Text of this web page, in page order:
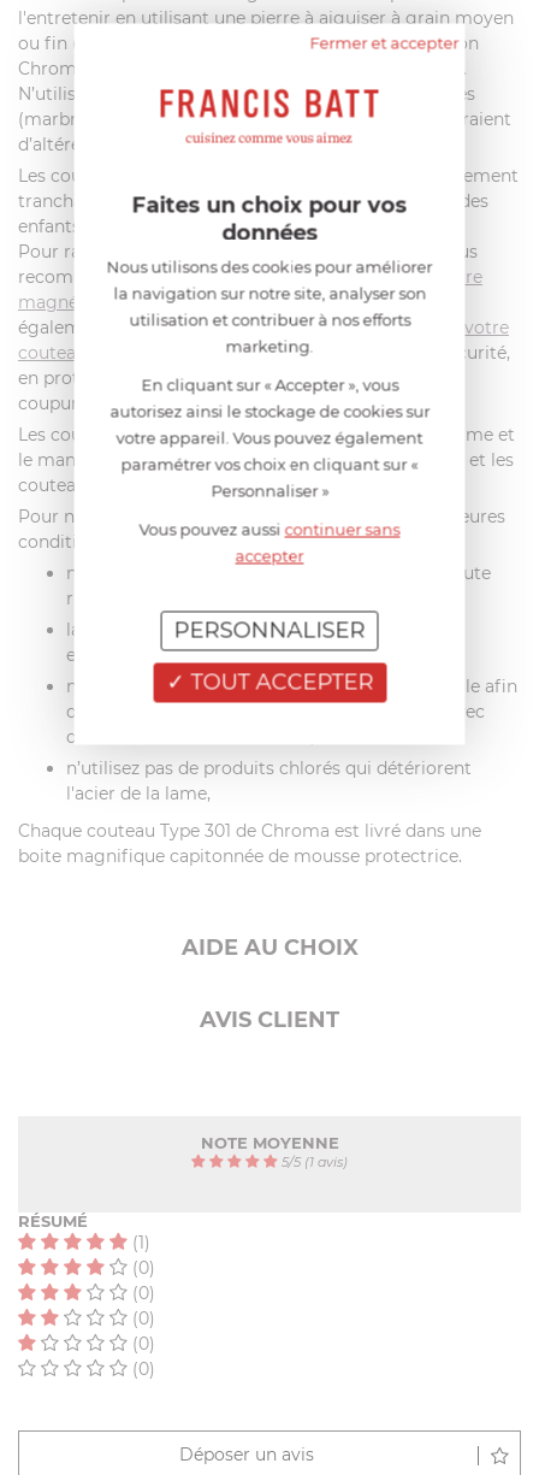
l'entretenir en utilisant une pierre à aiguiser à grain moyen
ou fin (#800 à #3000), comme les pierres de la maison
Chroma :
.
N’utilisez pas vos couteaux sur des surfaces trop dures
(marbre, pierre, verre, ardoise, céramique), qui risqueraient
d’altérer le fil de vos lames
Les couteaux japonais Chroma Type 301 sont extrêmement
tranchants et doivent être conservés hors de portée des
enfants.
Pour ranger vos couteaux en toute sécurité, nous vous
recommandons d’utiliser unbloc à couteaux, une
barre
magnétiqueou unetrousse à couteaux. Vous pouvez
également
rouvez une protection de lame adaptée à votre
couteau
pour le transporter ou le ranger en toute sécurité,
en protégeant la lame des chocs et vos doigts des
coupures.
Les couteaux Chroma Type 301 sont monoblocs. La lame et
le manche sont forgés dans une seule pièce de métal et les
couteaux sont très robustes et faciles à nettoyer.
Pour nettoyer vos couteaux de cuisine dans les meilleures
conditions :
ne laissez pas tremper vos lames pour éviter toute
risque de corrosion
lavez vos couteaux à la main, à l'eau chaude et
essuyer-les immédiatement,
ne nettoyez jamais vos couteaux au lave-vaisselle afin
d’éviter les détergents agressifs ou les chocs avec
d’autres ustensiles de cuisine,
n’utilisez pas de produits chlorés qui détériorent
l'acier de la lame,
Chaque couteau Type 301 de Chroma est livré dans une
boite magnifique capitonnée de mousse protectrice.
AIDE AU CHOIX
AVIS CLIENT
NOTE MOYENNE
5/5 (1 avis)
RÉSUMÉ
(1)
(0)
(0)
(0)
(0)
(0)
Déposer un avis
Fermer et accepter
Faites un choix pour vos
données
Nous utilisons des cookies pour améliorer
la navigation sur notre site, analyser son
utilisation et contribuer à nos efforts
marketing.
En cliquant sur « Accepter », vous
autorisez ainsi le stockage de cookies sur
votre appareil. Vous pouvez également
paramétrer vos choix en cliquant sur «
Personnaliser »
Vous pouvez aussicontinuer sans
accepter
TOUT ACCEPTER
PERSONNALISER